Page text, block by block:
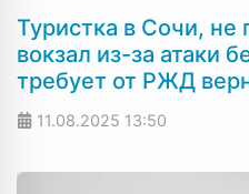
Туристка в Сочи, не
вокзал из-за атаки
требует от РЖД
11.08.2025 13:50